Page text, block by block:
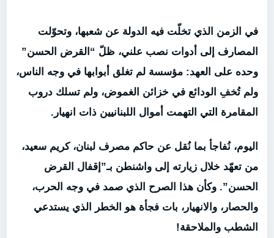
في الزمن الذي تخلّت فيه الدولة عن شعبها، وتحوّلت
المصارف إلى أدوات نصب علني، ظلّ “القرض الحسن”
وحده على العهد: مؤسسة لم تغلق أبوابها في وجه الناس،
ولم تُخفِ الودائع في خزائن الغموض، ولم تسلك دروب
المقامرة التي التهمت أموال اللبنانيين ذات انهيار.
اليوم، نُفاجأ بما نُقل عن حاكم مصرف لبنان، كريم سعيد،
من تعهّد خلال زيارته إلى واشنطن بـ”إقفال القرض
الحسن”. وكأن هذا الصرح الذي صمد في وجه الحرب،
والحصار، والانهيار، بات فجأة هو الخطر الذي يستدعي
الشطب والملاحقة!